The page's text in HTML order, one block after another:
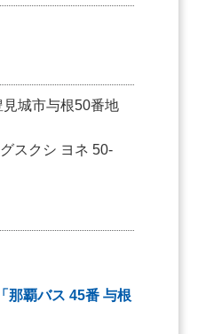
城市与根50番地
スクシ ヨネ 50-
那覇バス 45番 与根